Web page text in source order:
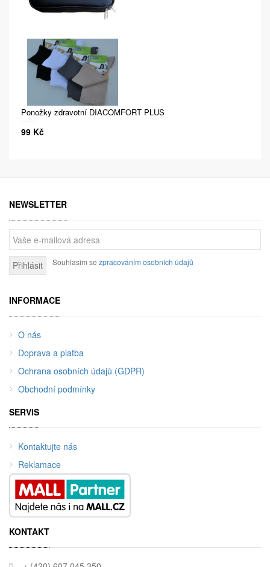
Ponožky zdravotní DIACOMFORT PLUS
99 Kč
NEWSLETTER
Přihlásit Souhlasím se zpracováním osobních údajů
INFORMACE
O nás
Doprava a platba
Ochrana osobních údajů (GDPR)
Obchodní podmínky
SERVIS
Kontaktujte nás
Reklamace
KONTAKT